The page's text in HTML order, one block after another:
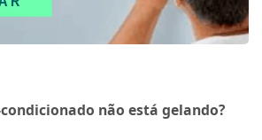
não está gelando?